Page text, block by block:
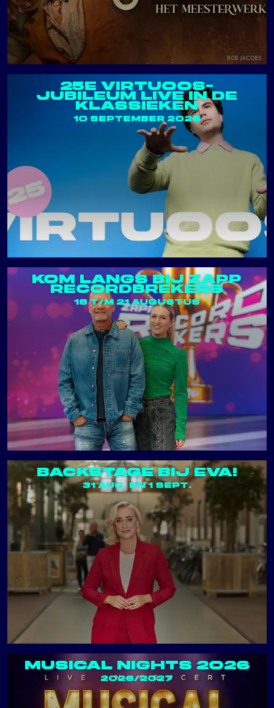
ROB JACOBS
25E VIRTUOOS-
JUBILEUM LIVE IN DE
KLASSIEKEN
10 SEPTEMBER 2026
KOM LANGS BIJ ZAPP
RECORDBREKERS
18 T/M 21 AUGUSTUS
BACKSTAGE BIJ EVA!
31 AUG. EN 1 SEPT.
MUSICAL NIGHTS 2026
2026/2027